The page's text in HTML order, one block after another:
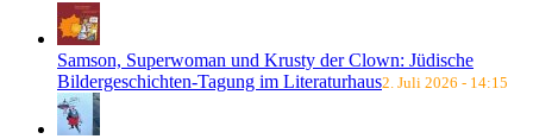
Samson, Superwoman und Krusty der Clown: Jüdische
Bildergeschichten-Tagung im Literaturhaus2. Juli 2026 - 14:15